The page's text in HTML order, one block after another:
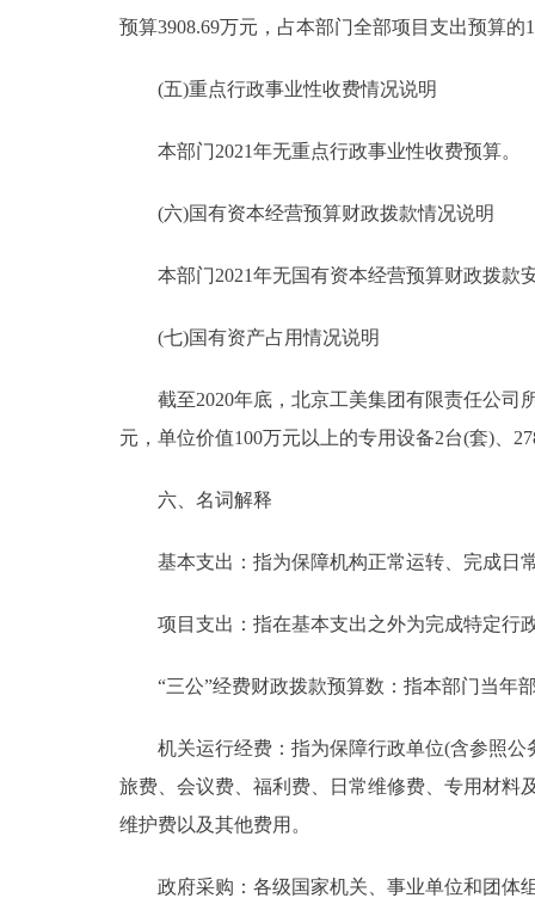
预算3908.69万元，占本部门全部项目支出预算
(五)重点行政事业性收费情况说明
本部门2021年无重点行政事业性收费预算。
(六)国有资本经营预算财政拨款情况说明
本部门2021年无国有资本经营预算财政拨款
(七)国有资产占用情况说明
截至2020年底，北京工美集团有限责任公司所
元，单位价值100万元以上的专用设备2台(套)、
六、名词解释
基本支出：指为保障机构正常运转、完成日
项目支出：指在基本支出之外为完成特定行
“三公”经费财政拨款预算数：指本部门当年部
机关运行经费：指为保障行政单位(含参照公
旅费、会议费、福利费、日常维修费、专用材料
维护费以及其他费用。
政府采购：各级国家机关、事业单位和团体组